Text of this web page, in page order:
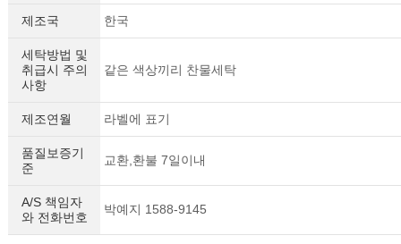
제조국 한국
세탁방법 및
취급시 주의
사항
같은 색상끼리 찬물세탁
제조연월 라벨에 표기
품질보증기
준
교환,환불 7일이내
A/S 책임자
와 전화번호
박예지 1588-9145